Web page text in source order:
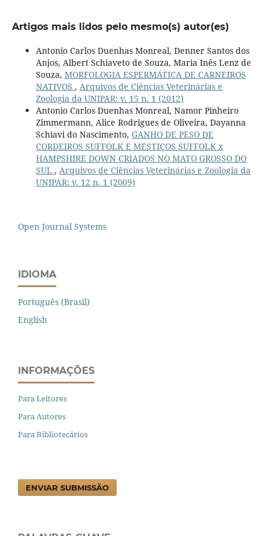
Artigos mais lidos pelo mesmo(s) autor(es)
Antonio Carlos Duenhas Monreal, Denner Santos dos
Anjos, Albert Schiaveto de Souza, Maria Inês Lenz de
Souza, MORFOLOGIA ESPERMÁTICA DE CARNEIROS
NATIVOS , Arquivos de Ciências Veterinárias e
Zoologia da UNIPAR: v. 15 n. 1 (2012)
Antonio Carlos Duenhas Monreal, Namor Pinheiro
Zimmermann, Alice Rodrigues de Oliveira, Dayanna
Schiavi do Nascimento, GANHO DE PESO DE
CORDEIROS SUFFOLK E MESTIÇOS SUFFOLK x
HAMPSHIRE DOWN CRIADOS NO MATO GROSSO DO
SUL , Arquivos de Ciências Veterinárias e Zoologia da
UNIPAR: v. 12 n. 1 (2009)
Open Journal Systems
IDIOMA
Português (Brasil)
English
INFORMAÇÕES
Para Leitores
Para Autores
Para Bibliotecários
ENVIAR SUBMISSÃO